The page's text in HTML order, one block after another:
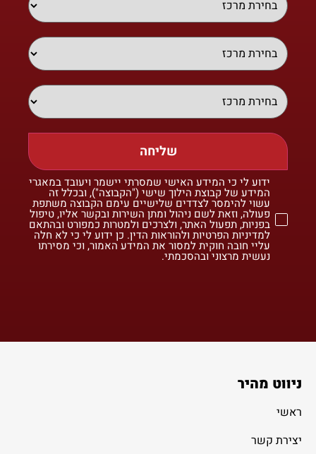
שליחה
ידוע לי כי המידע האישי שמסרתי יישמר ויעובד במאגרי
המידע של קבוצת הילוך שישי ("הקבוצה"), ובכלל זה
עשוי להימסר לצדדים שלישיים עימם הקבוצה משתפת
פעולה, וזאת לשם ניהול ומתן השירות ובקשר אליו, טיפול
בפניות, תפעול האתר, ולצרכים ולמטרות כמפורט ובהתאם
למדיניות הפרטיות ולהוראות הדין. כן ידוע לי כי לא חלה
עליי חובה חוקית למסור את המידע האמור, וכי מסירתו
נעשית מרצוני ובהסכמתי.
ניווט מהיר
ראשי
יצירת קשר